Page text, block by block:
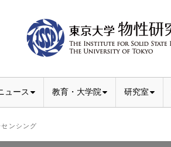
ュース 教育・大学院 研究室
ンシング